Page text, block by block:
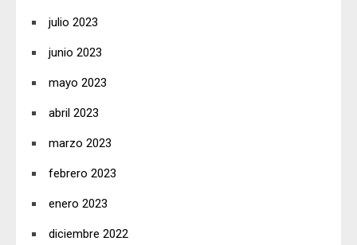
julio 2023
junio 2023
mayo 2023
abril 2023
marzo 2023
febrero 2023
enero 2023
diciembre 2022